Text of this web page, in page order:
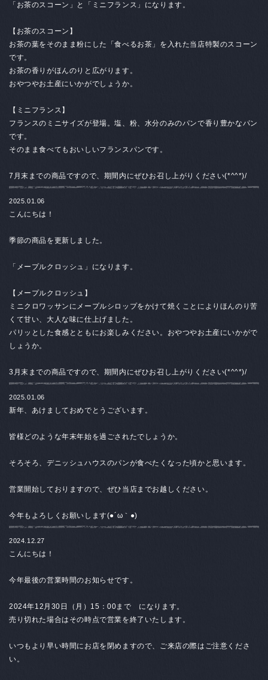
「お茶のスコーン」と「ミニフランス」になります。
【お茶のスコーン 】
お茶の葉をそのまま粉にした「食べるお茶」を入れた当店特製のスコーン
です。
お茶の香りがほんのりと広がります。
おやつやお土産にいかがでしょうか。
【ミニフランス 】
フランスのミニサイズが登場。塩、粉、水分のみのパンで香り豊かなパン
です。
そのまま食べてもおいしいフランスパンです。
7月末までの商品ですので、期間内にぜひお召し上がりください(*^^*)/
2025.01.06
こんにちは！
季節の商品を更新しました。
「メープルクロッシュ」になります。
【メープルクロッシュ 】
ミニクロワッサンにメープルシロップをかけて焼くことによりほんのり苦
くて甘い、大人な味に仕上げました。
パリッとした食感とともにお楽しみください。おやつやお土産にいかがで
しょうか。
3月末までの商品ですので、期間内にぜひお召し上がりください(*^^*)/
2025.01.06
新年、あけましておめでとうございます。
皆様どのような年末年始を過ごされたでしょうか。
そろそろ、デニッシュハウスのパンが食べたくなった頃かと思います。
営業開始しておりますので、ぜひ当店までお越しください。
今年もよろしくお願いします(●´ω｀●)
2024.12.27
こんにちは！
今年最後の営業時間のお知らせです。
2024年12月30日（月）15：00まで になります。
売り切れた場合はその時点で営業を終了いたします。
いつもより早い時間にお店を閉めますので、ご来店の際はご注意くださ
い。